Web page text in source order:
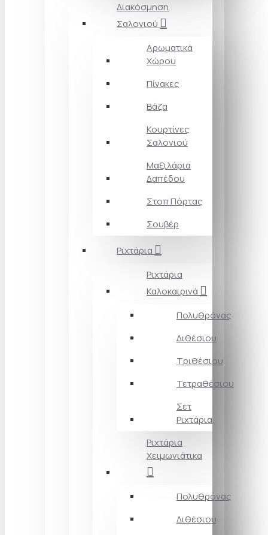
Διακόσμηση
Σαλονιού
Αρωματικά
Χώρου
Πίνακες
Βάζα
Κουρτίνες
Σαλονιού
Μαξιλάρια
Δαπέδου
Στοπ Πόρτας
Σουβέρ
Ριχτάρια
Ριχτάρια
Καλοκαιρινά
Πολυθρόνας
Διθέσιου
Τριθέσιου
Τετραθέσιου
Σετ
Ριχτάρια
Ριχτάρια
Χειμωνιάτικα
Πολυθρόνας
Διθέσιου